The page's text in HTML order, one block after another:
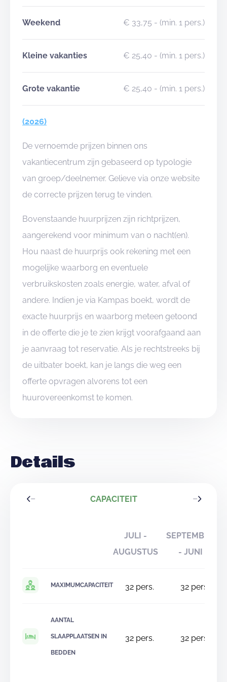
Weekend € 33,75 - (min. 1 pers.)
Kleine vakanties € 25,40 - (min. 1 pers.)
Grote vakantie € 25,40 - (min. 1 pers.)
(2026)
De vernoemde prijzen binnen ons
vakantiecentrum zijn gebaseerd op typologie
van groep/deelnemer. Gelieve via onze website
de correcte prijzen terug te vinden.
Bovenstaande huurprijzen zijn richtprijzen,
aangerekend voor minimum van 0 nacht(en).
Hou naast de huurprijs ook rekening met een
mogelijke waarborg en eventuele
verbruikskosten zoals energie, water, afval of
andere. Indien je via Kampas boekt, wordt de
exacte huurprijs en waarborg meteen getoond
in de offerte die je te zien krijgt voorafgaand aan
je aanvraag tot reservatie. Als je rechtstreeks bij
de uitbater boekt, kan je langs die weg een
offerte opvragen alvorens tot een
huurovereenkomst te komen.
Details
CAPACITEIT
JULI -
AUGUSTUS
SEPTEMBER
- JUNI
MAXIMUMCAPACITEIT 32 pers. 32pers.
AANTAL
SLAAPPLAATSEN IN
BEDDEN
32 pers. 32pers.